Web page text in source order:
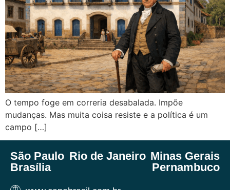
O tempo foge em correria desabalada. Impõe
mudanças. Mas muita coisa resiste e a política é um
campo […]
São Paulo Rio de Janeiro Minas Gerais
Brasília
Pernambuco